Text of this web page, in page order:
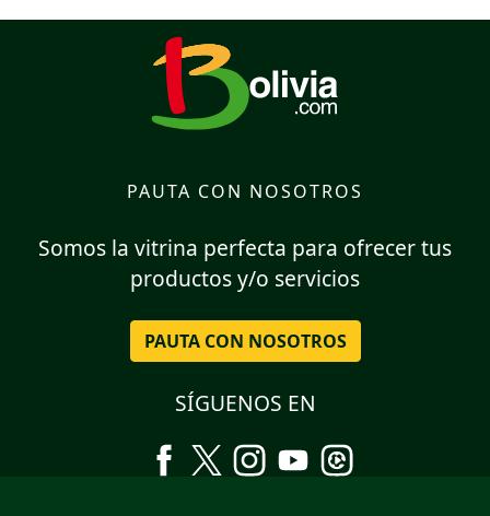
PAUTA CON NOSOTROS
Somos la vitrina perfecta para ofrecer tus
productos y/o servicios
PAUTA CON NOSOTROS
SÍGUENOS EN